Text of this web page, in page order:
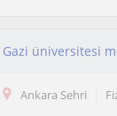
Gazi üniversitesi
Ankara Sehri